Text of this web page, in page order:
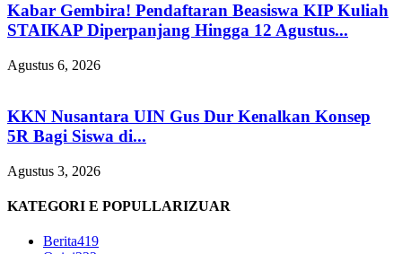
Kabar Gembira! Pendaftaran Beasiswa KIP Kuliah
STAIKAP Diperpanjang Hingga 12 Agustus...
Agustus 6, 2026
KKN Nusantara UIN Gus Dur Kenalkan Konsep
5R Bagi Siswa di...
Agustus 3, 2026
KATEGORI E POPULLARIZUAR
Berita419